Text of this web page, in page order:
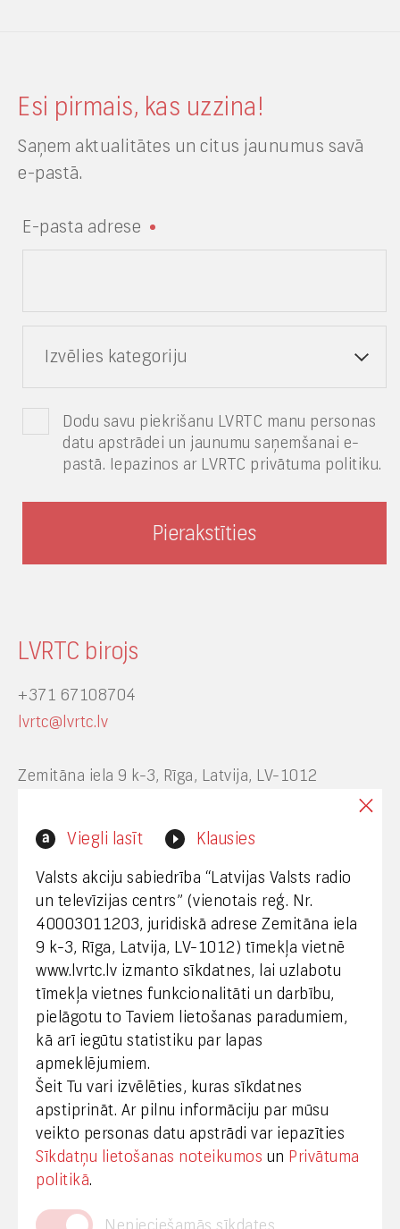
Viegli lasīt Klausies
Valsts akciju sabiedrība “Latvijas Valsts radio
un televīzijas centrs” (vienotais reģ. Nr.
40003011203, juridiskā adrese Zemitāna iela
9 k-3, Rīga, Latvija, LV-1012) tīmekļa vietnē
www.lvrtc.lv izmanto sīkdatnes, lai uzlabotu
tīmekļa vietnes funkcionalitāti un darbību,
pielāgotu to Taviem lietošanas paradumiem,
kā arī iegūtu statistiku par lapas
apmeklējumiem.
Šeit Tu vari izvēlēties, kuras sīkdatnes
apstiprināt. Ar pilnu informāciju par mūsu
veikto personas datu apstrādi var iepazīties
Sīkdatņu lietošanas noteikumos un Privātuma
politikā.
Nepieciešamās sīkdates
Esi pirmais, kas uzzina!
Saņem aktualitātes un citus jaunumus savā
e-pastā.
E-pasta adrese
Izvēlies kategoriju
Dodu savu piekrišanu LVRTC manu personas
datu apstrādei un jaunumu saņemšanai e-
pastā. Iepazinos ar LVRTC privātuma politiku.
LVRTC birojs
+371 67108704
lvrtc@lvrtc.lv
Zemitāna iela 9 k-3, Rīga, Latvija, LV-1012
Interneta vietnes www.lvrtc.lv administrators:
Klientu apkalpošana
+371 67108787
Medijiem
+371 29665001
vineta.sprugaine@lvrtc.lv
© VAS Latvijas Valsts radio un televīzijas centrs,